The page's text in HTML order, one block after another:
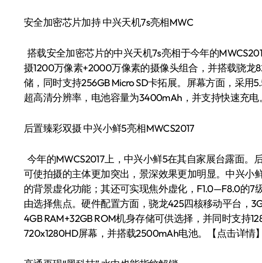
安全加密芯片加持 中兴天机7s亮相MWC
搭载安全加密芯片的中兴天机7s亮相于今年的
摄1200万像素+2000万像素的摄像头组合，并搭载骁龙
储，同时支持256GB Micro SD卡拓展。屏幕方面，采用
超高清分辨率，电池容量为3400mAh，并支持快速充电
后置臻彩双摄 中兴小鲜5亮相MWCS2017
今年的MWCS2017上，中兴小鲜5在其自家展台露面。
可使拍摄的主体更加突出，景深效果更加明显。中兴小
的背景虚化功能；其还可实现焦外虚化，F1.0—F8.0的7
由选择焦点。硬件配置方面，骁龙425四核移动平台，
4GB RAM+32GB ROM机身存储可供选择，并同时支持
720x1280HD屏幕，并搭载2500mAh电池。【点击详情】